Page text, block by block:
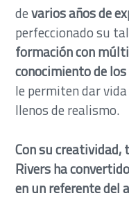
devarios años de
perfeccionado su
formación con
conocimiento de
le permiten dar
llenos de realismo.
Con su creatividad,
Rivers ha
en un referente del